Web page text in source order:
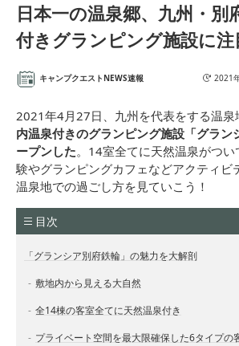
日本一の温泉郷、九州・別
付きグランピング施設に注
キャンプクエストNEWS速報 2021
2021年4月27日、九州を代表をする温泉
内温泉付きのグランピング施設「グラン
ープンした。14室全てに天然温泉がつ
験やグランピングカフェなどアクティビ
温泉地での過ごし方を見ていこう！
目次
「グランシア別府鉄輪」の魅力を大解剖
敷地内から見える大自然
全14棟の客室全てに天然温泉付き
プライベート空間を最大限確保した6タイプの